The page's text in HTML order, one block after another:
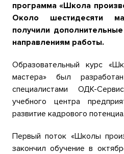
программа «Школа
Около шестидесяти
получили
направлениям работы.
Образовательный курс
мастера» был
специалистами ОДК-
учебного центра
развитие кадрового
Первый поток «Школы
закончил обучение в